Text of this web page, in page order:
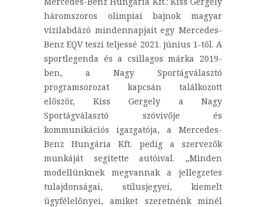
háromszoros olimpiai bajnok magyar
vízilabdázó mindennapjait egy Mercedes-
Benz EQV teszi teljessé 2021. június 1-től. A
sportlegenda és a csillagos márka 2019-
ben, a Nagy Sportágválasztó
programsorozat kapcsán találkozott
először, Kiss Gergely a Nagy
Sportágválasztó szóvivője és
kommunikációs igazgatója, a Mercedes-
Benz Hungária Kft. pedig a szervezők
munkáját segítette autóival. „Minden
modellünknek megvannak a jellegzetes
tulajdonságai, stílusjegyei, kiemelt
ügyfélelőnyei, amiket szeretnénk minél